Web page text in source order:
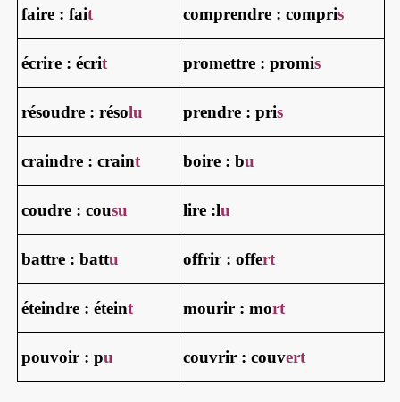
faire : fait comprendre : compris
écrire : écrit promettre : promis
résoudre : résolu prendre : pris
craindre : craint boire : bu
coudre : cousu lire :lu
battre : battu offrir : offert
éteindre : éteint mourir : mort
pouvoir : pu couvrir : couvert